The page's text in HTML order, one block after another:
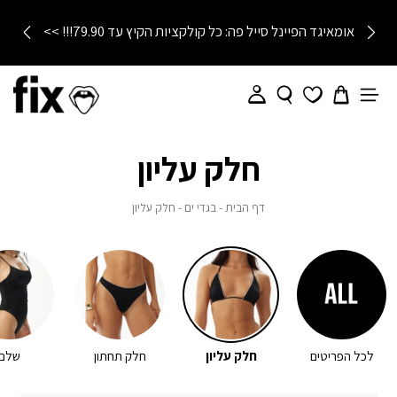
אומאיגד הפיינל סייל פה: כל קולקציות הקיץ עד 79.90!!! >>
חלק עליון
דף הבית דףבגדי ים בגדי
חלק עליון חלק
לכל הפריטים חלק עליון חלק תחתון